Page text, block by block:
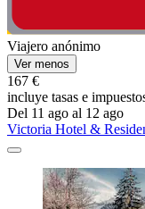
Viajero anónimo
Ver menos
167 €
incluye tasas e
Del 11 ago al 12 ago
Victoria Hotel &